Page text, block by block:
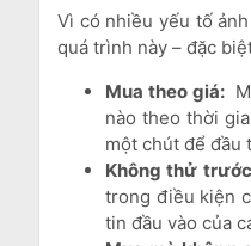
Vì có nhiều yếu tố
quá trình này – đặc
Mua theo giá:
nào theo thời
một chút để đầu
Không thử
trong điều kiện
tin đầu vào của